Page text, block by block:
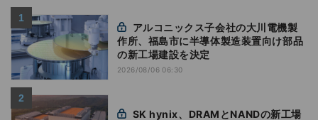
作所、福島市に半導体製造装置向け部品
の新工場建設を決定
2026/08/06 06:30